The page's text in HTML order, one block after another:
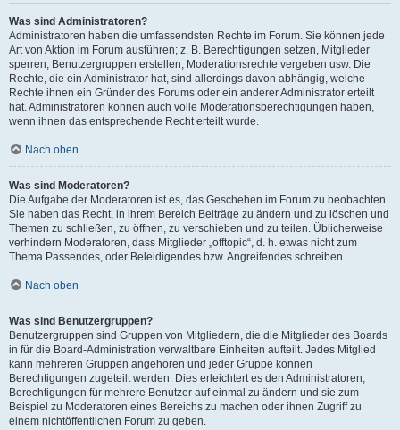
Was sind Administratoren?
Administratoren haben die umfassendsten Rechte im Forum. Sie können jede
Art von Aktion im Forum ausführen; z. B. Berechtigungen setzen, Mitglieder
sperren, Benutzergruppen erstellen, Moderationsrechte vergeben usw. Die
Rechte, die ein Administrator hat, sind allerdings davon abhängig, welche
Rechte ihnen ein Gründer des Forums oder ein anderer Administrator erteilt
hat. Administratoren können auch volle Moderationsberechtigungen haben,
wenn ihnen das entsprechende Recht erteilt wurde.
Nach oben
Was sind Moderatoren?
Die Aufgabe der Moderatoren ist es, das Geschehen im Forum zu beobachten.
Sie haben das Recht, in ihrem Bereich Beiträge zu ändern und zu löschen und
Themen zu schließen, zu öffnen, zu verschieben und zu teilen. Üblicherweise
verhindern Moderatoren, dass Mitglieder „offtopic“, d. h. etwas nicht zum
Thema Passendes, oder Beleidigendes bzw. Angreifendes schreiben.
Nach oben
Was sind Benutzergruppen?
Benutzergruppen sind Gruppen von Mitgliedern, die die Mitglieder des Boards
in für die Board-Administration verwaltbare Einheiten aufteilt. Jedes Mitglied
kann mehreren Gruppen angehören und jeder Gruppe können
Berechtigungen zugeteilt werden. Dies erleichtert es den Administratoren,
Berechtigungen für mehrere Benutzer auf einmal zu ändern und sie zum
Beispiel zu Moderatoren eines Bereichs zu machen oder ihnen Zugriff zu
einem nichtöffentlichen Forum zu geben.